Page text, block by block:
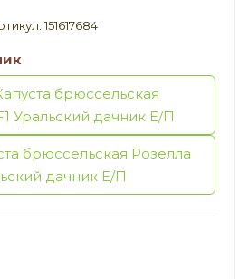
151617684
брюссельская
Уральский дачник Е/П
брюссельская Розелла
дачник Е/П